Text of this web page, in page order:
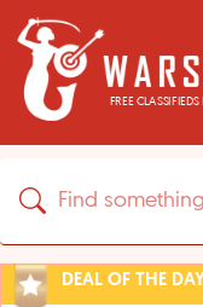
FREE
DEAL OF THE DAY